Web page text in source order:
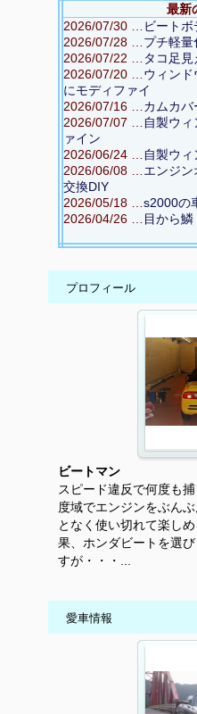
最新
2026/07/30 …
ビートボ
2026/07/28 … プチ軽量
2026/07/22 …
タコ足見
2026/07/20 … ウィン
にモディファイ
2026/07/16 … カムカバ
2026/07/07 …
自製ウ
ァイン
2026/06/24 …
自製ウ
2026/06/08 … エンジ
交換DIY
2026/05/18 … s2000の
2026/04/26 …
目から鱗
プロフィール
ビートマン
スピード違反で何度も
度域でエンジンをぶん
となく使い切れて楽し
果、ホンダビートを選
すが・・・...
愛車情報